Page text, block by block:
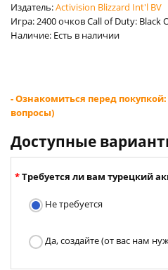
Издатель:Activision Blizzard Int'l BV
Игра: 2400 очков Call of Duty: Black
Наличие: Есть в наличии
- Ознакомиться перед
вопросы)
Доступные
Требуется ли вам турецкий
Не требуется
Да, создайте (от вас нам